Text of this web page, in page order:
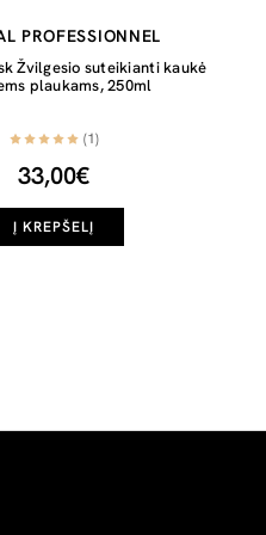
PROFESSIONNEL
Žvilgesio suteikianti kaukė
plaukams, 250ml
(1)
33,00€
Į KREPŠELĮ